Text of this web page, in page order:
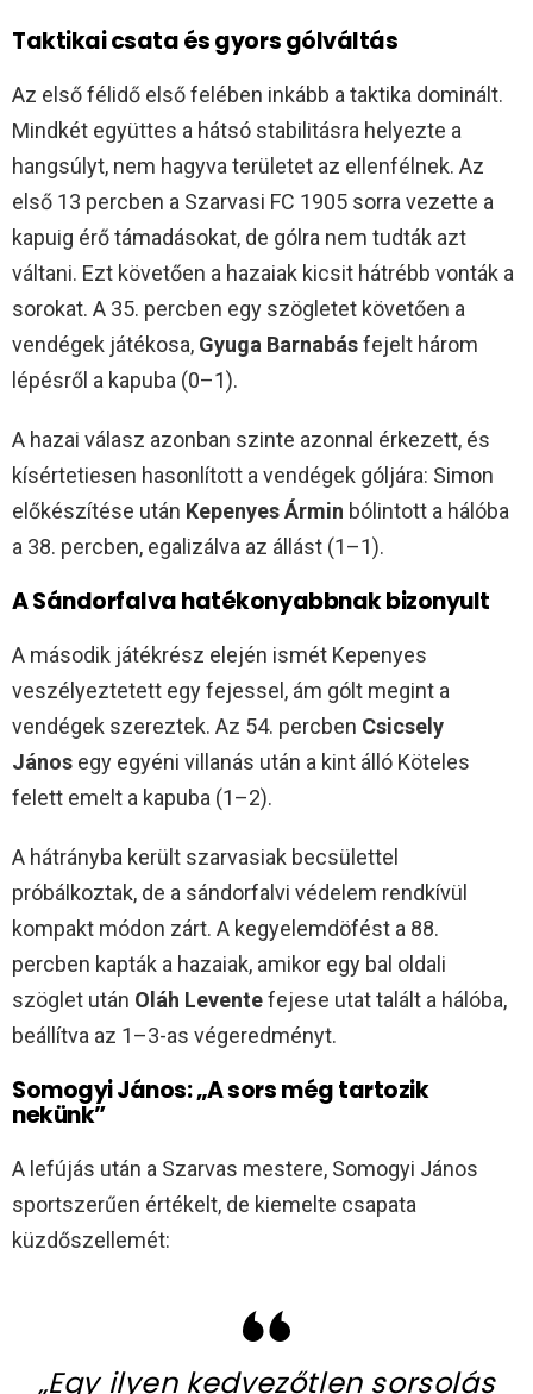
Taktikai csata és gyors gólváltás
Az első félidő első felében inkább a taktika dominált.
Mindkét együttes a hátsó stabilitásra helyezte a
hangsúlyt, nem hagyva területet az ellenfélnek. Az
első 13 percben a Szarvasi FC 1905 sorra vezette a
kapuig érő támadásokat, de gólra nem tudták azt
váltani. Ezt követően a hazaiak kicsit hátrébb vonták a
sorokat. A 35. percben egy szögletet követően a
vendégek játékosa, Gyuga Barnabásfejelt három
lépésről a kapuba (0–1).
A hazai válasz azonban szinte azonnal érkezett, és
kísértetiesen hasonlított a vendégek góljára: Simon
előkészítése után Kepenyes Ármin bólintott a hálóba
a 38. percben, egalizálva az állást (1–1).
A Sándorfalva hatékonyabbnak bizonyult
A második játékrész elején ismét Kepenyes
veszélyeztetett egy fejessel, ám gólt megint a
vendégek szereztek. Az 54. percben Csicsely
János egy egyéni villanás után a kint álló Köteles
felett emelt a kapuba (1–2).
A hátrányba került szarvasiak becsülettel
próbálkoztak, de a sándorfalvi védelem rendkívül
kompakt módon zárt. A kegyelemdöfést a 88.
percben kapták a hazaiak, amikor egy bal oldali
szöglet után Oláh Leventefejese utat talált a hálóba,
beállítva az 1–3-as végeredményt.
Somogyi János: „A sors még tartozik
nekünk”
A lefújás után a Szarvas mestere, Somogyi János
sportszerűen értékelt, de kiemelte csapata
küzdőszellemét:
„Egy ilyen kedvezőtlen sorsolás